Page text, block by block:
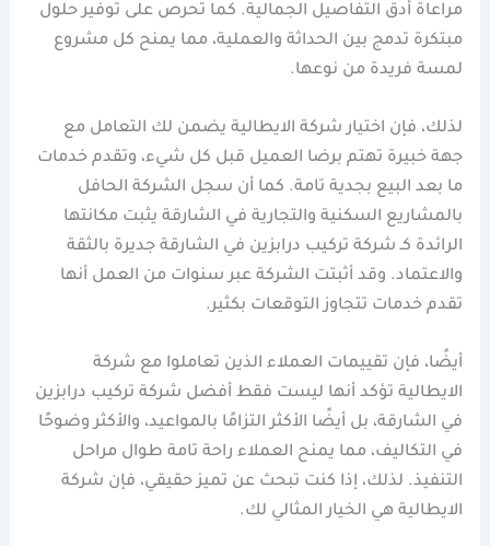
مراعاة أدق التفاصيل الجمالية. كما تحرص على توفير حلول
مبتكرة تدمج بين الحداثة والعملية، مما يمنح كل مشروع
لمسة فريدة من نوعها.
لذلك، فإن اختيار شركة الايطالية يضمن لك التعامل مع
جهة خبيرة تهتم برضا العميل قبل كل شيء، وتقدم خدمات
ما بعد البيع بجدية تامة. كما أن سجل الشركة الحافل
بالمشاريع السكنية والتجارية في الشارقة يثبت مكانتها
الرائدة كـ شركة تركيب درابزين في الشارقة جديرة بالثقة
والاعتماد. وقد أثبتت الشركة عبر سنوات من العمل أنها
تقدم خدمات تتجاوز التوقعات بكثير.
أيضًا، فإن تقييمات العملاء الذين تعاملوا مع شركة
الايطالية تؤكد أنها ليست فقط أفضل شركة تركيب درابزين
في الشارقة، بل أيضًا الأكثر التزامًا بالمواعيد، والأكثر وضوحًا
في التكاليف، مما يمنح العملاء راحة تامة طوال مراحل
التنفيذ. لذلك، إذا كنت تبحث عن تميز حقيقي، فإن شركة
الايطالية هي الخيار المثالي لك.